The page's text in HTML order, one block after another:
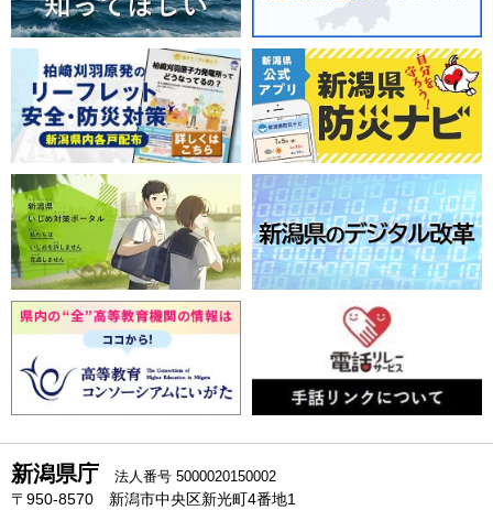
新潟県庁 法人番号 5000020150002
〒950-8570 新潟市中央区新光町4番地1